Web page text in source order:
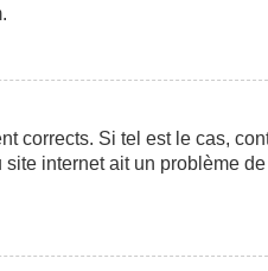
corrects. Si tel est le cas,
internet ait un problème de